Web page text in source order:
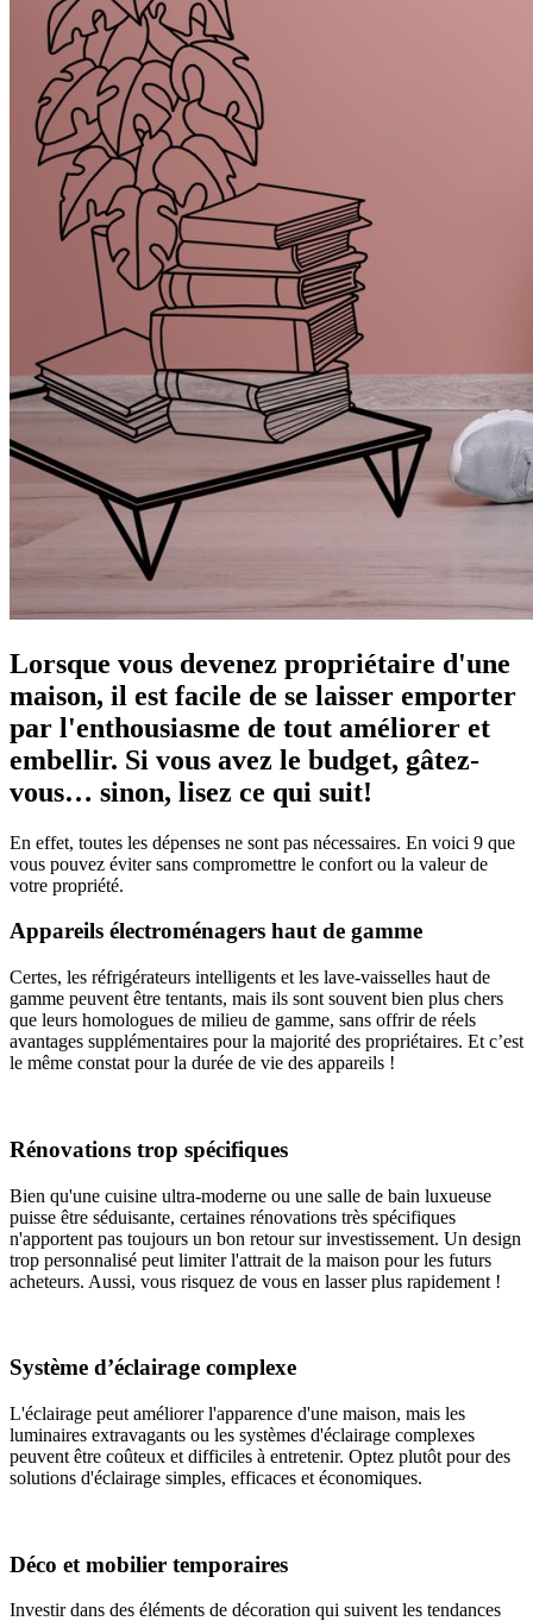
Lorsque vous devenez propriétaire d'une
maison, il est facile de se laisser emporter
par l'enthousiasme de tout améliorer et
embellir. Si vous avez le budget, gâtez-
vous… sinon, lisez ce qui suit!
En effet, toutes les dépenses ne sont pas nécessaires. En voici 9 que
vous pouvez éviter sans compromettre le confort ou la valeur de
votre propriété.
Appareils électroménagers haut de gamme
Certes, les réfrigérateurs intelligents et les lave-vaisselles haut de
gamme peuvent être tentants, mais ils sont souvent bien plus chers
que leurs homologues de milieu de gamme, sans offrir de réels
avantages supplémentaires pour la majorité des propriétaires. Et c’est
le même constat pour la durée de vie des appareils !
Rénovations trop spécifiques
Bien qu'une cuisine ultra-moderne ou une salle de bain luxueuse
puisse être séduisante, certaines rénovations très spécifiques
n'apportent pas toujours un bon retour sur investissement. Un design
trop personnalisé peut limiter l'attrait de la maison pour les futurs
acheteurs. Aussi, vous risquez de vous en lasser plus rapidement !
Système d’éclairage complexe
L'éclairage peut améliorer l'apparence d'une maison, mais les
luminaires extravagants ou les systèmes d'éclairage complexes
peuvent être coûteux et difficiles à entretenir. Optez plutôt pour des
solutions d'éclairage simples, efficaces et économiques.
Déco et mobilier temporaires
Investir dans des éléments de décoration qui suivent les tendances